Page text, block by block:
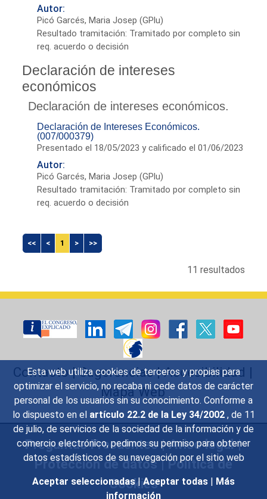
Esta web utiliza cookies de terceros y propias para
optimizar el servicio, no recaba ni cede datos de carácter
personal de los usuarios sin su conocimiento. Conforme a
lo dispuesto en el artículo 22.2 de la Ley 34/2002 , de 11
de julio, de servicios de la sociedad de la información y de
comercio electrónico, pedimos su permiso para obtener
datos estadísticos de su navegación por el sitio web
Aceptar seleccionadas | Aceptar todas | Más
información
Autor:
Picó Garcés, Maria Josep (GPlu)
Resultado tramitación: Tramitado por completo sin
req. acuerdo o decisión
Declaración de intereses
económicos
Declaración de intereses económicos.
Declaración de Intereses Económicos.
(007/000379)
Presentado el 18/05/2023 y calificado el 01/06/2023
Autor:
Picó Garcés, Maria Josep (GPlu)
Resultado tramitación: Tramitado por completo sin
req. acuerdo o decisión
<< < 1 > >>
11 resultados
Contacto|Sugerencias|Accesibilidad |
Mapa Web
Preguntas Frecuentes|Aviso legal|
Protección de datos|Política de
Cookies